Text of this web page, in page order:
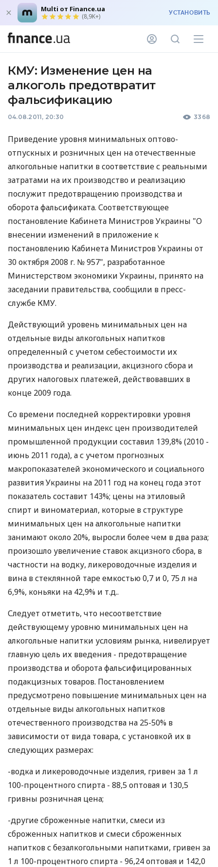
Multi от Finance.ua
(8,9K+) УСТАНОВИТЬ
КМУ: Изменение цен на
алкоголь предотвратит
фальсификацию
04.08.2011, 20:30 3368
Приведение уровня минимальных оптово-
отпускных и розничных цен на отечественные
алкогольные напитки в соответствие с реальными
затратами на их производство и реализацию
послужит предотвращению производства и
оборота фальсификата. Соответствующее
постановление Кабинета Министров Украины "О
внесении изменений в приложение к
постановлению Кабинета Министров Украины от
30 октября 2008 г. № 957", разработанное
Министерством экономики Украины, принято на
заседании правительства, сообщили в пресс-
службе КМУ.
Действующий уровень минимальных цен на
отдельные виды алкогольных напитков
определенный с учетом себестоимости их
производства и реализации, акцизного сбора и
других налоговых платежей, действовавших в
конце 2009 года.
Со времени последней корректировки уровня
минимальных цен индекс цен производителей
промышленной продукции составил 139,8% (2010 -
июнь 2011 года), а с учетом прогнозных
макропоказателей экономического и социального
развития Украины на 2011 год на конец года этот
показатель составит 143%; цены на этиловый
спирт и виноматериал, которые в структуре
минимальных цен на алкогольные напитки
занимают около 20%, выросли более чем в два раза;
произошло увеличение ставок акцизного сбора, в
частности на водку, ликероводочные изделия и
вина в стеклянной таре емкостью 0,7 и 0, 75 л на
6,9%, коньяки на 42,9% и т.д..
Следует отметить, что несоответствие
действующему уровню минимальных цен на
алкогольные напитки условиям рынка, нивелирует
главную цель их введения - предотвращение
производства и оборота фальсифицированных
подакцизных товаров. Постановлением
предусмотрено повышение минимальных цен на
отдельные виды алкогольных напитков
отечественного производства на 25-50% в
зависимости от вида товара, с установкой их в
следующих размерах:
-водка и ликероводочные изделия, гривен за 1 л
100-процентного спирта - 88,5 оптовая и 130,5
гривны розничная цена;
-другие сброженные напитки, смеси из
сброженных напитков и смеси сброженных
напитков с безалкогольными напитками, гривен за
1 л 100-процентного спирта - 96,24 оптовая и 142,0